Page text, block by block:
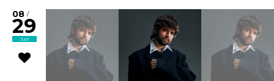
08 /
29
Sat